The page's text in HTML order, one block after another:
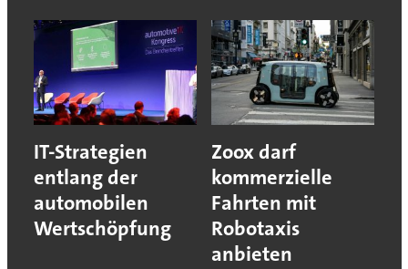
IT-Strategien
entlang der
automobilen
Wertschöpfung
Zoox darf
kommerzielle
Fahrten mit
Robotaxis
anbieten